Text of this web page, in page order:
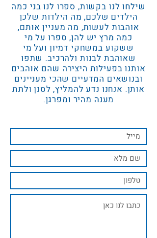
שילחו לנו בקשות, ספרו לנו בני כמה
הילדים שלכם, מה הילדות שלכן
אוהבות לעשות, מה מעניין אותם,
כמה מרץ יש להן, ספרו על מי
ששקוע במשחקי דמיון ועל מי
שאוהבת לבנות ולהרכיב. שתפו
אותנו בפעילות היצירה שהם אוהבים
ובנושאים המדעיים שהכי מעניינים
אותן. אנחנו נדע להמליץ, לסנן ולתת
מענה מהיר ומפרגן.